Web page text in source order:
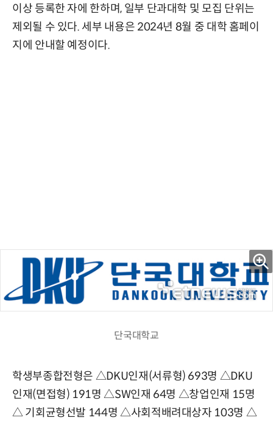
이상 등록한 자에 한하며, 일부 단과대학 및 모집 단위는
제외될 수 있다. 세부 내용은 2024년 8월 중 대학 홈페이
지에 안내할 예정이다.
단국대학교
학생부종합전형은 △DKU인재(서류형) 693명 △DKU
인재(면접형) 191명 △SW인재 64명 △창업인재 15명
△ 기회균형선발 144명 △사회적배려대상자 103명 △